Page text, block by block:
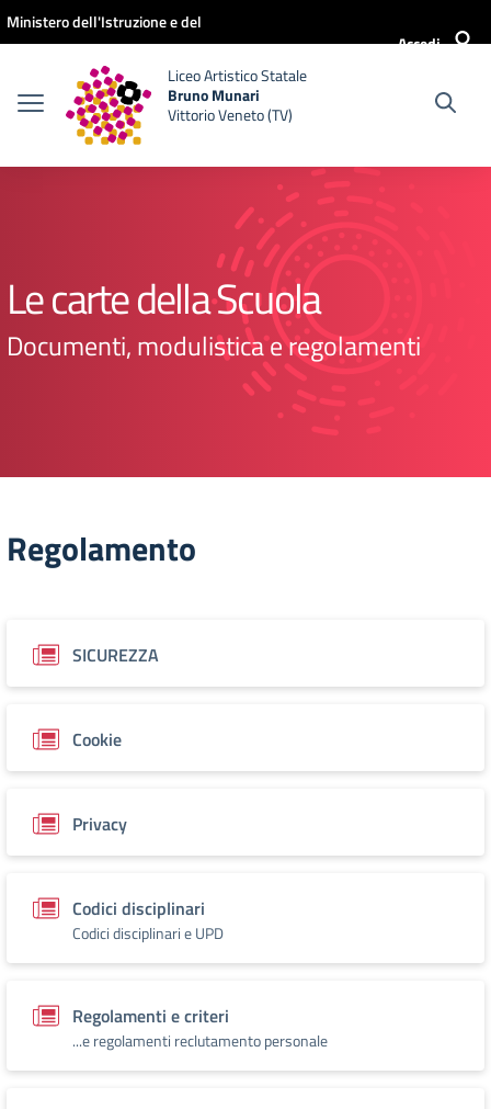
Vai ai contenuti
Vai al menu di navigazione
Vai al footer
Ministero dell'Istruzione e del
Accedi
Liceo Artistico Statale
Bruno Munari
Vittorio Veneto (TV)
Le carte della Scuola
Documenti, modulistica e regolamenti
Regolamento
SICUREZZA
Cookie
Privacy
Codici disciplinari
Codici disciplinari e UPD
Regolamenti e criteri
...e regolamenti reclutamento personale